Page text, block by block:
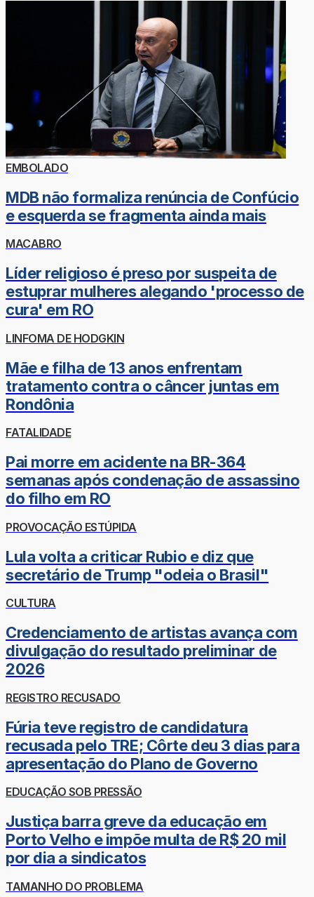
EMBOLADO
MDB não formaliza renúncia de Confúcio
e esquerda se fragmenta ainda mais
MACABRO
Líder religioso é preso por suspeita de
estuprar mulheres alegando 'processo de
cura' em RO
LINFOMA DE HODGKIN
Mãe e filha de 13 anos enfrentam
tratamento contra o câncer juntas em
Rondônia
FATALIDADE
Pai morre em acidente na BR-364
semanas após condenação de assassino
do filho em RO
PROVOCAÇÃO ESTÚPIDA
Lula volta a criticar Rubio e diz que
secretário de Trump "odeia o Brasil"
CULTURA
Credenciamento de artistas avança com
divulgação do resultado preliminar de
2026
REGISTRO RECUSADO
Fúria teve registro de candidatura
recusada pelo TRE; Côrte deu 3 dias para
apresentação do Plano de Governo
EDUCAÇÃO SOB PRESSÃO
Justiça barra greve da educação em
Porto Velho e impõe multa de R$ 20 mil
por dia a sindicatos
TAMANHO DO PROBLEMA